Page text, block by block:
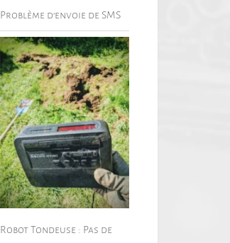
Problème d’envoie de SMS
Robot Tondeuse : Pas de